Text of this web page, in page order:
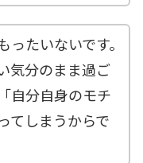
たいないです。
気分のまま過ご
自分自身のモチ
てしまうからで